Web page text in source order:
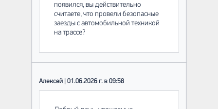
появился, вы действительно
считаете, что провели безопасные
заезды с автомобильной техникой
на трассе?
Алексей | 01.06.2026 г. в 09:58